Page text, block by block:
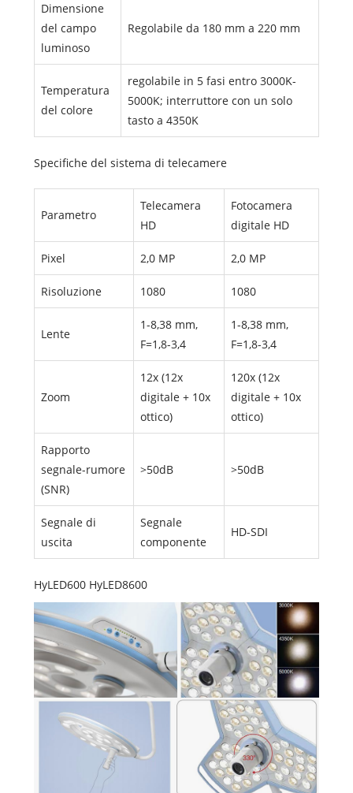
Dimensione
del campo
luminoso
Regolabile da 180 mm a 220 mm
Temperatura
del colore
regolabile in 5 fasi entro 3000K-
5000K; interruttore con un solo
tasto a 4350K
Specifiche del sistema di telecamere
Parametro
Telecamera
HD
Fotocamera
digitale HD
Pixel 2,0 MP 2,0 MP
Risoluzione 1080 1080
Lente
1-8,38 mm,
F=1,8-3,4
1-8,38 mm,
F=1,8-3,4
Zoom
12x (12x
digitale + 10x
ottico)
120x (12x
digitale + 10x
ottico)
Rapporto
segnale-rumore
(SNR)
>50dB >50dB
Segnale di
uscita
Segnale
componente
HD-SDI
HyLED600 HyLED8600